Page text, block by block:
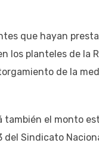
que hayan
los planteles de la
de la
también el monto
del Sindicato